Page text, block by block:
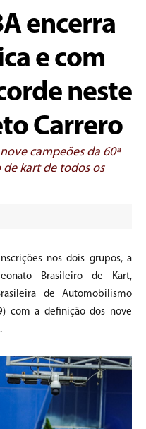
encerra
e com
neste
Carrero
campeões da 60ª
kart de todos os
nos dois grupos, a
Brasileiro de Kart,
de Automobilismo
com a definição dos nove